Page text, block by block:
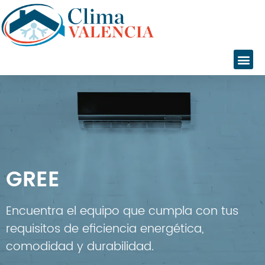
Instalaciones
Servicio Técnico
Daitsu
Fujitsu
Giatsu
General
GREE
Encuentra el equipo que cumpla con tus
requisitos de eficiencia energética,
comodidad y durabilidad.